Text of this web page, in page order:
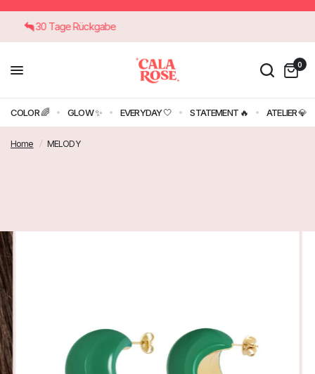
30 Tage Rückgabe
0
COLOR 🌈 GLOW ✨ EVERYDAY 🤍 STATEMENT 🔥 ATELIER 💎
Home / MELODY